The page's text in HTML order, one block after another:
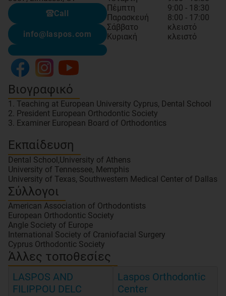
Call
info@laspos.com
Πέμπτη
9:00 - 18:30
Παρασκευή
8:00 - 17:00
Σάββατο
κλειστό
Κυριακή
κλειστό
Βιογραφικό
1. Teaching at European University Cyprus, Dental School
2. President European Orthodontic Society
3. Examiner European Board of Orthodontics
Εκπαίδευση
Dental School,University of Athens
University of Tennessee, Memphis
University of Texas, Southwestern Medical Center of Dallas
Σύλλογοι
American Association of Orthodontists
European Orthodontic Society
Angle Society of Europe
International Society of Craniofacial Surgery
Cyprus Orthodontic Society
Άλλες τοποθεσίες
LASPOS AND
FILIPPOU DELC
Laspos Orthodontic
Center